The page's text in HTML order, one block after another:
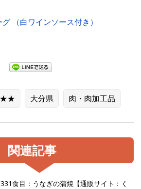
（白ワインソース付き）
大分県 肉・肉加工品
関連記事
食目：うなぎの蒲焼【通販サイト：く